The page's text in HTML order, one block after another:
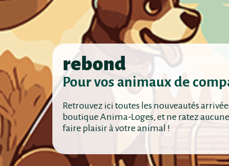
rebond
Pour vos animaux de
Retrouvez ici toutes les nouveautés
boutique Anima-Loges, et ne ratez
faire plaisir à votre animal !